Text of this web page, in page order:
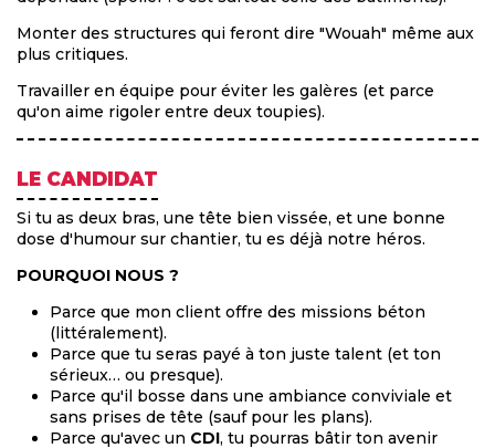
Monter des structures qui feront dire "Wouah" même aux
plus critiques.
Travailler en équipe pour éviter les galères (et parce
qu'on aime rigoler entre deux toupies).
LE CANDIDAT
Si tu as deux bras, une tête bien vissée, et une bonne
dose d'humour sur chantier, tu es déjà notre héros.
POURQUOI NOUS ?
Parce que mon client offre des missions béton
(littéralement).
Parce que tu seras payé à ton juste talent (et ton
sérieux… ou presque).
Parce qu'il bosse dans une ambiance conviviale et
sans prises de tête (sauf pour les plans).
Parce qu'avec un CDI, tu pourras bâtir ton avenir